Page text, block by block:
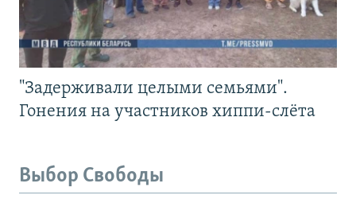
"Задерживали целыми семьями".
Гонения на участников хиппи-слёта
Выбор Свободы